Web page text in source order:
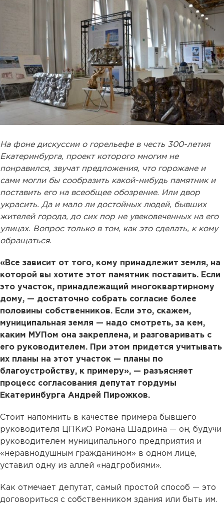
На фоне дискуссии о горельефе в честь 300-летия
Екатеринбурга, проект которого многим не
понравился, звучат предложения, что горожане и
сами могли бы сообразить какой-нибудь памятник и
поставить его на всеобщее обозрение. Или двор
украсить. Да и мало ли достойных людей, бывших
жителей города, до сих пор не увековеченных на его
улицах. Вопрос только в том, как это сделать, к кому
обращаться.
«Все зависит от того, кому принадлежит земля, на
которой вы хотите этот памятник поставить. Если
это участок, принадлежащий многоквартирному
дому, — достаточно собрать согласие более
половины собственников. Если это, скажем,
муниципальная земля — надо смотреть, за кем,
каким МУПом она закреплена, и разговаривать с
его руководителем. При этом придется учитывать
их планы на этот участок — планы по
благоустройству, к примеру», — разъясняет
процесс согласования депутат гордумы
Екатеринбурга Андрей Пирожков.
Стоит напомнить в качестве примера бывшего
руководителя ЦПКиО Романа Шадрина — он, будучи
руководителем муниципального предприятия и
«неравнодушным гражданином» в одном лице,
уставил одну из аллей «надгробиями».
Как отмечает депутат, самый простой способ — это
договориться с собственником здания или быть им.